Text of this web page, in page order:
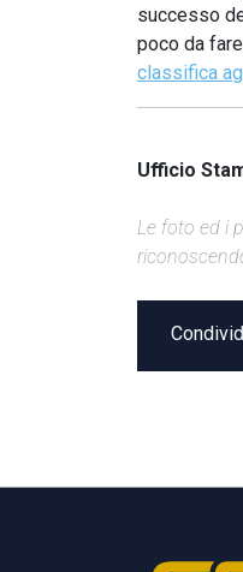
successo
poco da
classifica
Ufficio
Le foto ed i